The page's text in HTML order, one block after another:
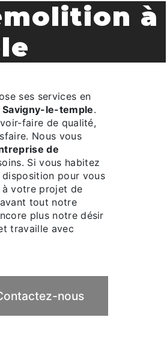
ses services en
Savigny-le-temple.
faire de qualité,
Nous vous
de
Si vous habitez
pour vous
à votre projet de
tout notre
plus notre désir
travaille avec
nous